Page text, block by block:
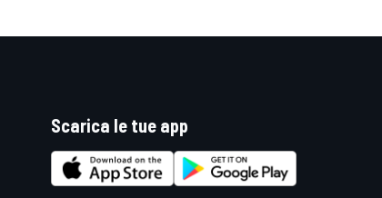
Scarica le tue app